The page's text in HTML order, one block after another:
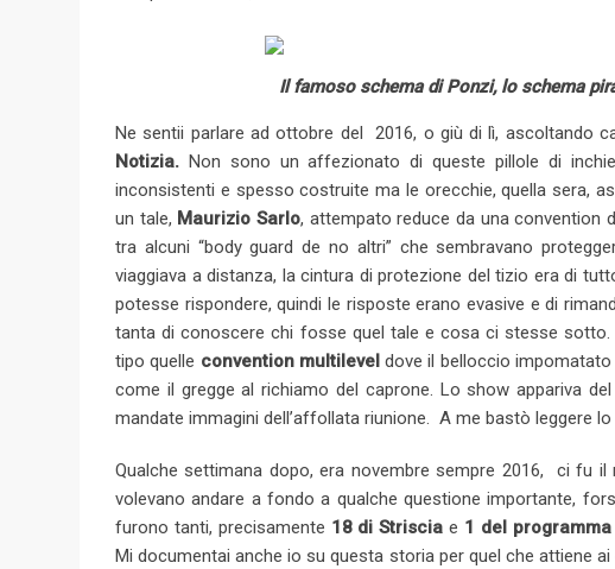
+
I
e
p
o
n
Il famoso schema di Ponzi, lo schema
Ne sentii parlare ad ottobre del 2016, o giù di lì, ascoltando
Notizia. Non sono un affezionato di queste pillole di
inconsistenti e spesso costruite ma le orecchie, quella sera,
un tale, Maurizio Sarlo, attempato reduce da una convention
tra alcuni “body guard de no altri” che sembravano
viaggiava a distanza, la cintura di protezione del tizio era di
potesse rispondere, quindi le risposte erano evasive e di
tanta di conoscere chi fosse quel tale e cosa ci stesse
tipo quelle convention multileveldove il belloccio impomatato
come il gregge al richiamo del caprone. Lo show appariva
mandate immagini dell’affollata riunione. A me bastò leggere
Qualche settimana dopo, era novembre sempre 2016, ci fu il
volevano andare a fondo a qualche questione importante,
furono tanti, precisamente 18 di Striscia e 1 del
Mi documentai anche io su questa storia per quel che attiene